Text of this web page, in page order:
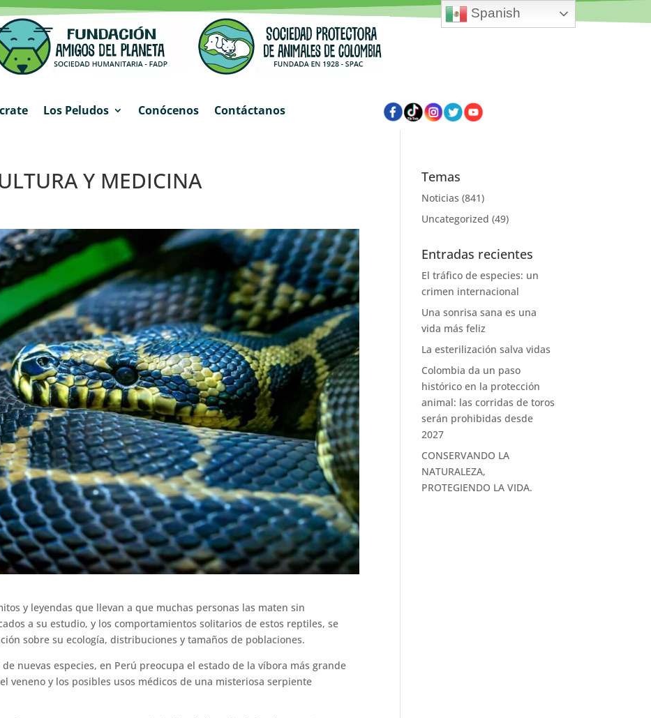
Los Peludos Conócenos Contáctanos
Y MEDICINA
y leyendas que llevan a que muchas personas las maten sin
a su estudio, y los comportamientos solitarios de estos reptiles, se
sobre su ecología, distribuciones y tamaños de poblaciones.
nuevas especies, en Perú preocupa el estado de la víbora más grande
veneno y los posibles usos médicos de una misteriosa serpiente
Temas
Noticias (841)
Uncategorized (49)
Entradas recientes
El tráfico de especies: un
crimen internacional
Una sonrisa sana es una
vida más feliz
La esterilización salva vidas
Colombia da un paso
histórico en la protección
animal: las corridas de toros
serán prohibidas desde
2027
CONSERVANDO LA
NATURALEZA,
PROTEGIENDO LA VIDA.
Spanish